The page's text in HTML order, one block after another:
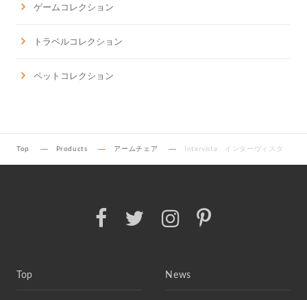
ゲームコレクション
トラベルコレクション
ペットコレクション
Top Products アームチェア Intervista インターヴィスタ
Top News